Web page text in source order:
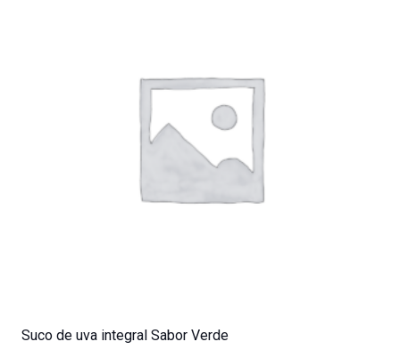
Suco de uva integral Sabor Verde